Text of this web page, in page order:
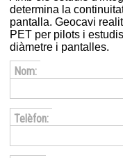
determina la
pantalla. Geocavi
PET per pilots i
diàmetre i pantalles.
Nom:
Telèfon: